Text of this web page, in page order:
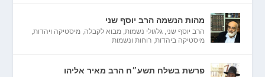
מהות הנשמה הרב יוסף שני
הרב יוסף שני,גלגולי נשמות,מבוא לקבלה,מיסטיקה ויהדות,
מיסטיקה ביהדות,רוחות ונשמות
פרשת בשלח תשע״ח הרב מאיר אליהו